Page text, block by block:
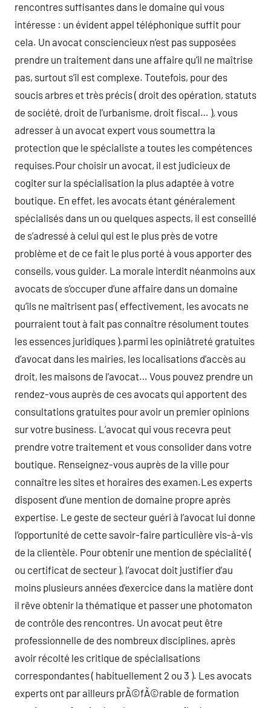
rencontres suffisantes dans le domaine qui vous
intéresse : un évident appel téléphonique suffit pour
cela. Un avocat consciencieux n’est pas supposées
prendre un traitement dans une affaire qu’il ne maîtrise
pas, surtout s’il est complexe. Toutefois, pour des
soucis arbres et très précis ( droit des opération, statuts
de société, droit de l’urbanisme, droit fiscal… ), vous
adresser à un avocat expert vous soumettra la
protection que le spécialiste a toutes les compétences
requises.Pour choisir un avocat, il est judicieux de
cogiter sur la spécialisation la plus adaptée à votre
boutique. En effet, les avocats étant généralement
spécialisés dans un ou quelques aspects, il est conseillé
de s’adressé à celui qui est le plus près de votre
problème et de ce fait le plus porté à vous apporter des
conseils, vous guider. La morale interdit néanmoins aux
avocats de s’occuper d’une affaire dans un domaine
qu’ils ne maîtrisent pas ( effectivement, les avocats ne
pourraient tout à fait pas connaître résolument toutes
les essences juridiques ).parmi les opiniâtreté gratuites
d’avocat dans les mairies, les localisations d’accès au
droit, les maisons de l’avocat… Vous pouvez prendre un
rendez-vous auprès de ces avocats qui apportent des
consultations gratuites pour avoir un premier opinions
sur votre business. L’avocat qui vous recevra peut
prendre votre traitement et vous consolider dans votre
boutique. Renseignez-vous auprès de la ville pour
connaître les sites et horaires des examen.Les experts
disposent d’une mention de domaine propre après
expertise. Le geste de secteur guéri à l’avocat lui donne
l’opportunité de cette savoir-faire particulière vis-à-vis
de la clientèle. Pour obtenir une mention de spécialité (
ou certificat de secteur ), l’avocat doit justifier d’au
moins plusieurs années d’exercice dans la matière dont
il rêve obtenir la thématique et passer une photomaton
de contrôle des rencontres. Un avocat peut être
professionnelle de des nombreux disciplines, après
avoir récolté les critique de spécialisations
correspondantes ( habituellement 2 ou 3 ). Les avocats
experts ont par ailleurs prÃ©fÃ©rable de formation